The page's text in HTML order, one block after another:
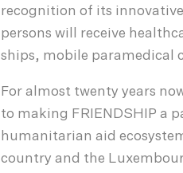
recognition of its
persons will receive
ships, mobile paramedical
For almost twenty years
to making FRIENDSHIP a
humanitarian aid
country and the